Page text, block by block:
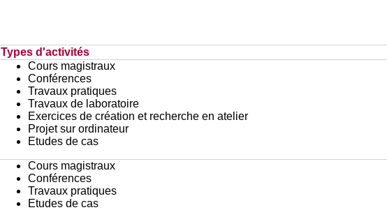
Types d'activités
Cours magistraux
Conférences
Travaux pratiques
Travaux de laboratoire
Exercices de création et recherche en atelier
Projet sur ordinateur
Etudes de cas
Cours magistraux
Conférences
Travaux pratiques
Etudes de cas